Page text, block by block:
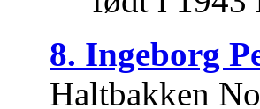
8. Ingeborg
Haltbakken